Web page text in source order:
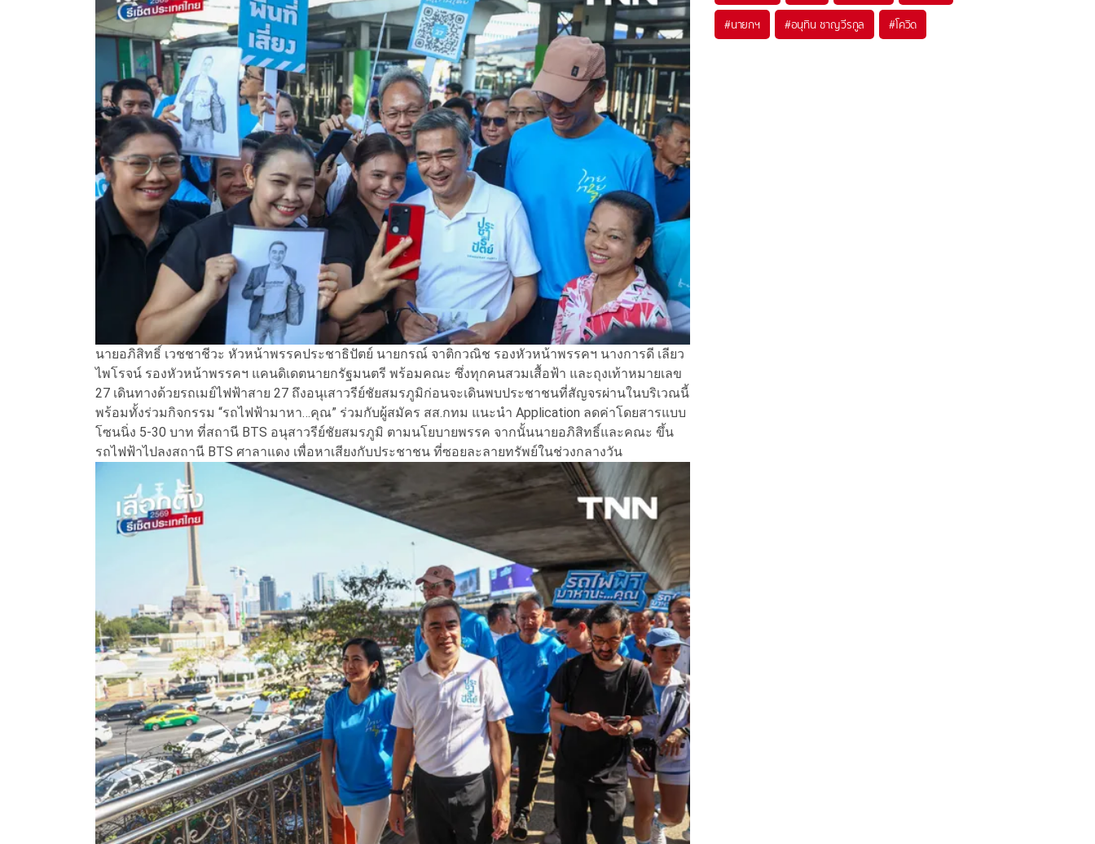
นายอภิสิทธิ์ เวชชาชีวะ หัวหน้าพรรคประชาธิปัตย์ นายกรณ์ จาติกวณิช รองหัวหน้าพรรคฯ นางการดี เลียว
ไพโรจน์ รองหัวหน้าพรรคฯ แคนดิเดตนายกรัฐมนตรี พร้อมคณะ ซึ่งทุกคนสวมเสื้อฟ้า และถุงเท้าหมายเลข
27 เดินทางด้วยรถเมย์ไฟฟ้าสาย 27 ถึงอนุเสาวรีย์ชัยสมรภูมิก่อนจะเดินพบประชาชนที่สัญจรผ่านในบริเวณนี้
พร้อมทั้งร่วมกิจกรรม “รถไฟฟ้ามาหา…คุณ” ร่วมกับผู้สมัคร สส.กทม แนะนำ Application ลดค่าโดยสารแบบ
โซนนิ่ง 5-30 บาท ที่สถานี BTS อนุสาวรีย์ชัยสมรภูมิ ตามนโยบายพรรค จากนั้นนายอภิสิทธิ์และคณะ ขึ้น
รถไฟฟ้าไปลงสถานี BTS ศาลาแดง เพื่อหาเสียงกับประชาชน ที่ซอยละลายทรัพย์ในช่วงกลางวัน
#นายกฯ #อนุทิน ชาญวีรกูล #โควิด